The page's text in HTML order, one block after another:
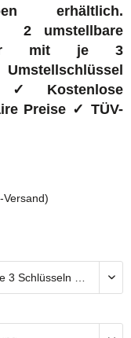
erhältlich.
2 umstellbare
mit je 3
✓ Kostenlose
Preise ✓ TÜV-